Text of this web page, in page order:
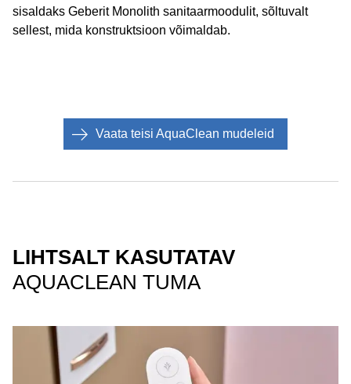
sisaldaks Geberit Monolith sanitaarmoodulit, sõltuvalt
sellest, mida konstruktsioon võimaldab.
Vaata teisi AquaClean mudeleid
LIHTSALT KASUTATAV
AQUACLEAN TUMA